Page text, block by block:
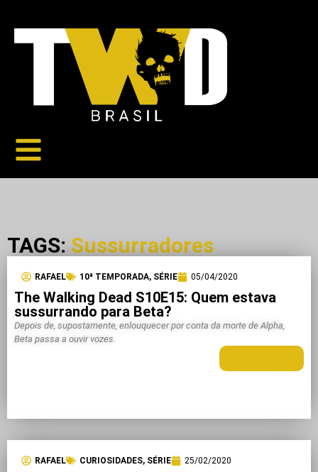
TAGS: Sussurradores
RAFAEL 10ª TEMPORADA, SÉRIE 05/04/2020
The Walking Dead S10E15: Quem estava
sussurrando para Beta?
Depois de, supostamente, enlouquecer por conta da morte de Alpha,
Beta passa a ouvir vozes.
RAFAEL CURIOSIDADES, SÉRIE 25/02/2020